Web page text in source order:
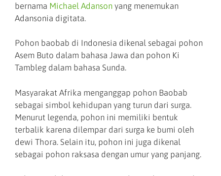
bernama Michael Adanson yang menemukan
Adansonia digitata.
Pohon baobab di Indonesia dikenal sebagai pohon
Asem Buto dalam bahasa Jawa dan pohon Ki
Tambleg dalam bahasa Sunda.
Masyarakat Afrika menganggap pohon Baobab
sebagai simbol kehidupan yang turun dari surga.
Menurut legenda, pohon ini memiliki bentuk
terbalik karena dilempar dari surga ke bumi oleh
dewi Thora. Selain itu, pohon ini juga dikenal
sebagai pohon raksasa dengan umur yang panjang.